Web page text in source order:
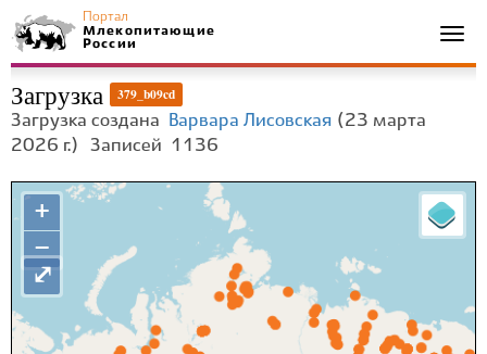
Портал
Млекопитающие
России
Загрузка 379_b09cd
Загрузка создана Варвара Лисовская (23 марта
2026 г.) Записей 1136
+
−
⤢